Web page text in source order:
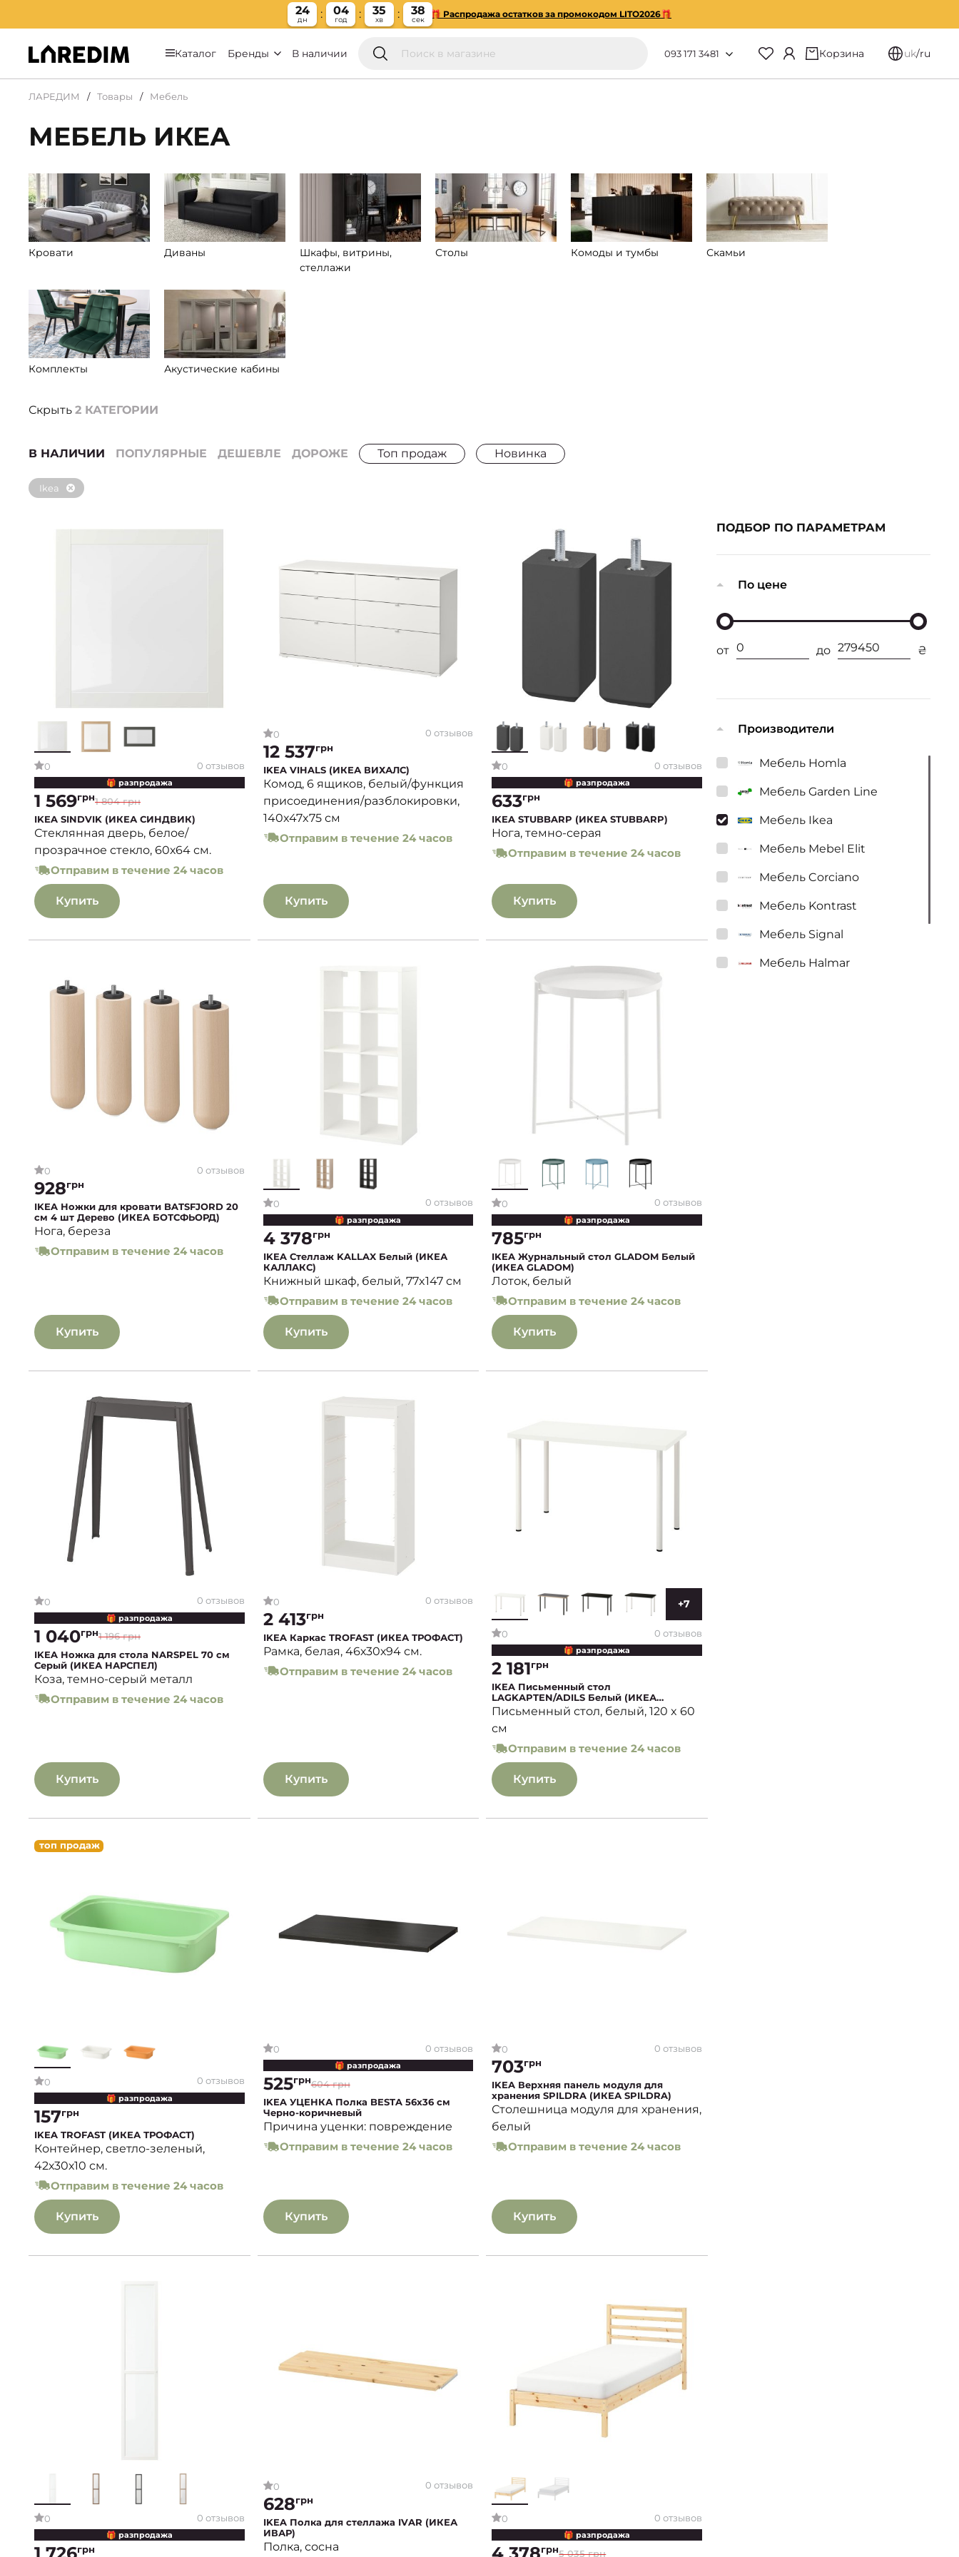
24
дн
04
год
35
хв
37
сек
🎁 Распродажа остатков за промокодом LITO2026🎁
Каталог Бренды В наличии 093 171 3481 Корзина uk/ru
ЛАРЕДИМ Товары Мебель
МЕБЕЛЬ ИКЕА
Кровати Диваны
Шкафы, витрины,
стеллажи
Столы Комоды и тумбы Скамьи
Комплекты Акустические кабины
Скрыть 2 КАТЕГОРИИ
В НАЛИЧИИ ПОПУЛЯРНЫЕ ДЕШЕВЛЕ ДОРОЖЕ Топ продаж Новинка
Ikea
0 0 отзывов
🎁 разпродажа
1 804 грн
1 569грн
IKEA SINDVIK (ИКЕА СИНДВИК)
Стеклянная дверь, белое/
прозрачное стекло, 60х64 см.
Отправим в течение 24 часов
Купить
0 0 отзывов
12 537грн
IKEA VIHALS (ИКЕА ВИХАЛС)
Комод, 6 ящиков, белый/функция
присоединения/разблокировки,
140x47x75 см
Отправим в течение 24 часов
Купить
0 0 отзывов
🎁 разпродажа
633грн
IKEA STUBBARP (ИКЕА STUBBARP)
Нога, темно-серая
Отправим в течение 24 часов
Купить
0 0 отзывов
928грн
IKEA Ножки для кровати BATSFJORD 20
см 4 шт Дерево (ИКЕА БОТСФЬОРД)
Нога, береза
Отправим в течение 24 часов
Купить
0 0 отзывов
🎁 разпродажа
4 378грн
IKEA Стеллаж KALLAX Белый (ИКЕА
КАЛЛАКС)
Книжный шкаф, белый, 77x147 см
Отправим в течение 24 часов
Купить
0 0 отзывов
🎁 разпродажа
785грн
IKEA Журнальный стол GLADOM Белый
(ИКЕА GLADOM)
Лоток, белый
Отправим в течение 24 часов
Купить
0 0 отзывов
🎁 разпродажа
1 196 грн
1 040грн
IKEA Ножка для стола NARSPEL 70 см
Серый (ИКЕА НАРСПЕЛ)
Коза, темно-серый металл
Отправим в течение 24 часов
Купить
0 0 отзывов
2 413грн
IKEA Каркас TROFAST (ИКЕА ТРОФАСТ)
Рамка, белая, 46х30х94 см.
Отправим в течение 24 часов
Купить
+7
0 0 отзывов
🎁 разпродажа
2 181грн
IKEA Письменный стол
LAGKAPTEN/ADILS Белый (ИКЕА
ЛАГКАПТЕН/АДИЛС)
Письменный стол, белый, 120 x 60
см
Отправим в течение 24 часов
Купить
топ продаж
0 0 отзывов
🎁 разпродажа
157грн
IKEA TROFAST (ИКЕА ТРОФАСТ)
Контейнер, светло-зеленый,
42х30х10 см.
Отправим в течение 24 часов
Купить
0 0 отзывов
🎁 разпродажа
604 грн
525грн
IKEA УЦЕНКА Полка BESTA 56х36 см
Черно-коричневый
Причина уценки: повреждение
Отправим в течение 24 часов
Купить
0 0 отзывов
703грн
IKEA Верхняя панель модуля для
хранения SPILDRA (ИКЕА SPILDRA)
Столешница модуля для хранения,
белый
Отправим в течение 24 часов
Купить
0 0 отзывов
🎁 разпродажа
грн
0 0 отзывов
628грн
IKEA Полка для стеллажа IVAR (ИКЕА
ИВАР)
Полка, сосна
0 0 отзывов
🎁 разпродажа
5 035 грн
грн
ПОДБОР ПО ПАРАМЕТРАМ
По цене
от до ₴
Производители
Мебель Homla
Мебель Garden Line
Мебель Ikea
Мебель Mebel Elit
Мебель Corciano
Мебель Kontrast
Мебель Signal
Мебель Halmar